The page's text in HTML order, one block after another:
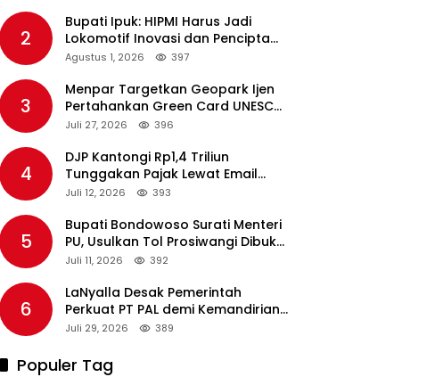
2
Bupati Ipuk: HIPMI Harus Jadi
Lokomotif Inovasi dan Pencipta
Lapangan Kerja
Agustus 1, 2026 397
3
Menpar Targetkan Geopark Ijen
Pertahankan Green Card UNESCO
pada Revalidasi Agustus 2026
Juli 27, 2026 396
4
DJP Kantongi Rp1,4 Triliun
Tunggakan Pajak Lewat Email
Pengingat, Total Piutang Masih
Juli 12, 2026 393
5
Bupati Bondowoso Surati Menteri
PU, Usulkan Tol Prosiwangi Dibuka
Sementara
Juli 11, 2026 392
6
LaNyalla Desak Pemerintah
Perkuat PT PAL demi Kemandirian
Industri Pertahanan Maritim
Juli 29, 2026 389
Populer Tag